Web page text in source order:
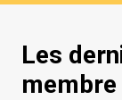
Les
membre